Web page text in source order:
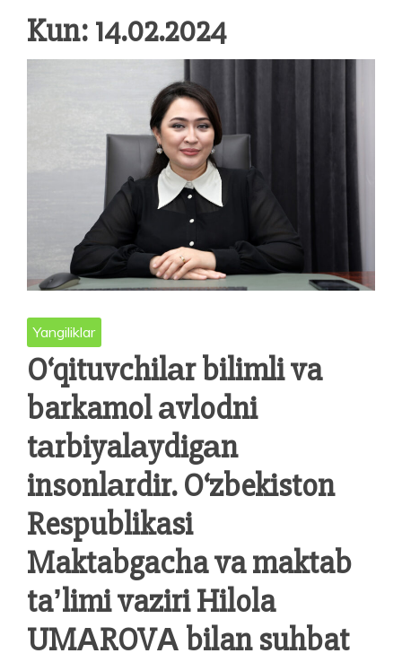
Kun: 14.02.2024
Yangiliklar
O‘qituvchilаr bilimli va
barkamol аvlodni
tаrbiyalаydigаn
insonlаrdir. O‘zbekiston
Respublikasi
Maktabgacha va maktab
taʼlimi vaziri Hilola
UMАROVА bilan suhbat